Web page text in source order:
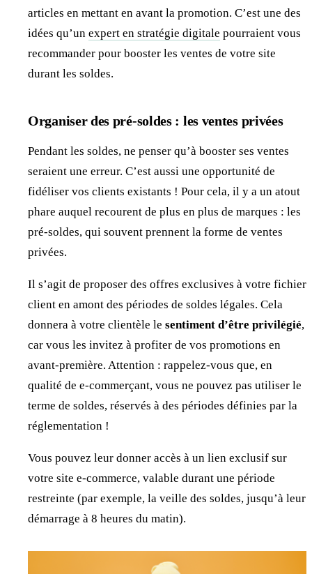
articles en mettant en avant la promotion. C’est une des
idées qu’un expert en stratégie digitale pourraient vous
recommander pour booster les ventes de votre site
durant les soldes.
Organiser des pré-soldes : les ventes privées
Pendant les soldes, ne penser qu’à booster ses ventes
seraient une erreur. C’est aussi une opportunité de
fidéliser vos clients existants ! Pour cela, il y a un atout
phare auquel recourent de plus en plus de marques : les
pré-soldes, qui souvent prennent la forme de ventes
privées.
Il s’agit de proposer des offres exclusives à votre fichier
client en amont des périodes de soldes légales. Cela
donnera à votre clientèle le sentiment d’être privilégié,
car vous les invitez à profiter de vos promotions en
avant-première. Attention : rappelez-vous que, en
qualité de e-commerçant, vous ne pouvez pas utiliser le
terme de soldes, réservés à des périodes définies par la
réglementation !
Vous pouvez leur donner accès à un lien exclusif sur
votre site e-commerce, valable durant une période
restreinte (par exemple, la veille des soldes, jusqu’à leur
démarrage à 8 heures du matin).